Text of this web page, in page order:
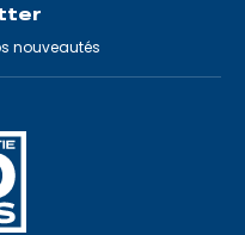
nouveautés